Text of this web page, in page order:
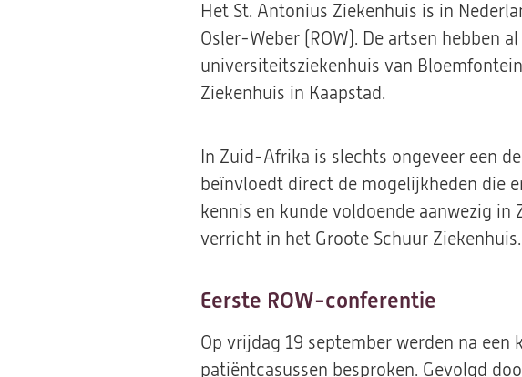
Het St. Antonius Ziekenhuis is in
Osler-Weber (ROW). De artsen hebben
universiteitsziekenhuis van
Ziekenhuis in Kaapstad.
In Zuid-Afrika is slechts ongeveer een
beïnvloedt direct de mogelijkheden die
kennis en kunde voldoende aanwezig
verricht in het Groote Schuur Ziekenhuis.
Eerste ROW-conferentie
Op vrijdag 19 september werden na
patiëntcasussen besproken. Gevolgd